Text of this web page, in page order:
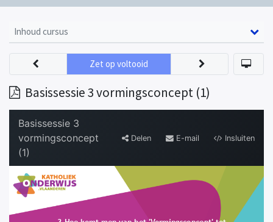
Inhoud cursus
Basissessie 3 vormingsconcept (1)
Zet op voltooid